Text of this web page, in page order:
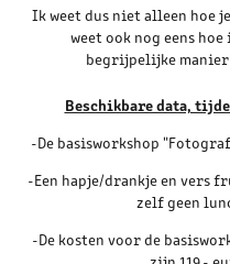
Ik weet dus niet alleen hoe
weet ook nog eens
begrijpelijke manier
Beschikbare data,
-De basisworkshop
-Een hapje/drankje en vers
zelf geen
-De kosten voor de